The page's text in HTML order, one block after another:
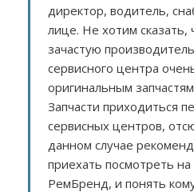
директор, водитель,
лице. Не хотим сказать,
зачастую
сервисного центра
оригинальным
Запчасти приходиться
сервисных центров,
данном случае
приехать посмотреть
РемБренд, и понять